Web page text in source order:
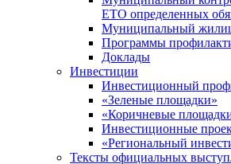
ЕТО определенных
Муниципальный
Программы
Доклады
Инвестиции
Инвестиционный
«Зеленые площадки»
«Коричневые
Инвестиционные
«Региональный
Тексты официальных